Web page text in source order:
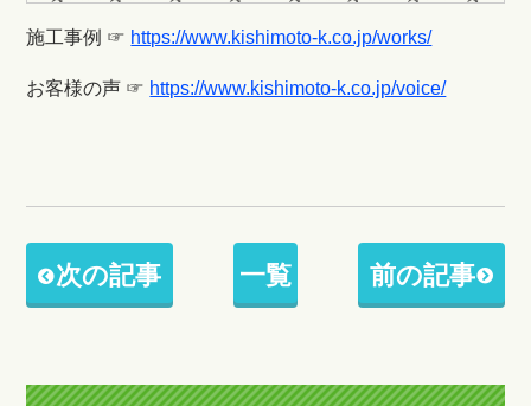
施工事例 ☞ https://www.kishimoto-k.co.jp/works/
お客様の声 ☞ https://www.kishimoto-k.co.jp/voice/
次の記事 一覧 前の記事